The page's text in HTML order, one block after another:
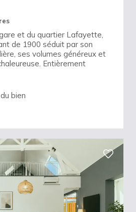
et du quartier Lafayette,
de 1900 séduit par son
ses volumes généreux et
Entièrement
bien